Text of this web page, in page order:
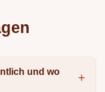
und wo